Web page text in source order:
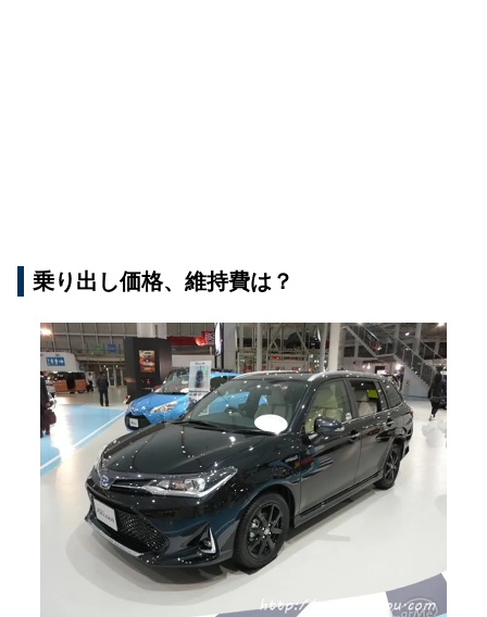
乗り出し価格、維持費は？